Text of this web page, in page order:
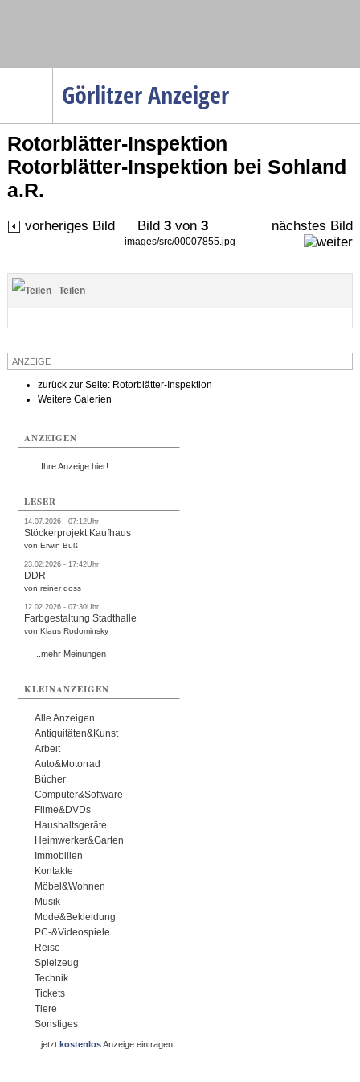
Görlitzer Anzeiger
Menüpunkte
Startseite
Politik
Gesellschaft
Wirtschaft
Verkehr
Kultur
Sport
Termine
Rotorblätter-Inspektion
Rotorblätter-Inspektion bei Sohland
a.R.
vorheriges Bild Bild3 von3 nächstes Bild
images/src/00007855.jpg
Teilen
ANZEIGE
zurück zur Seite: Rotorblätter-Inspektion
Weitere Galerien
ANZEIGEN
...Ihre Anzeige hier!
LESER
14.07.2026 - 07:12Uhr
Stöckerprojekt Kaufhaus
von Erwin Buß
23.02.2026 - 17:42Uhr
DDR
von reiner doss
12.02.2026 - 07:30Uhr
Farbgestaltung Stadthalle
von Klaus Rodominsky
...mehr Meinungen
KLEINANZEIGEN
Alle Anzeigen
Antiquitäten&Kunst
Arbeit
Auto&Motorrad
Bücher
Computer&Software
Filme&DVDs
Haushaltsgeräte
Heimwerker&Garten
Immobilien
Kontakte
Möbel&Wohnen
Musik
Mode&Bekleidung
PC-&Videospiele
Reise
Spielzeug
Technik
Tickets
Tiere
Sonstiges
...jetztkostenlosAnzeige eintragen!